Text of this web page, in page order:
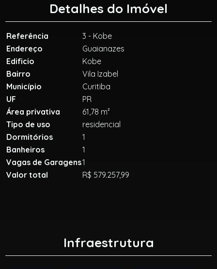
Detalhes do Imóvel
Referência
3 - Kobe
Endereço
Guaianazes
Edificio
Kobe
Bairro
Vila Izabel
Município
Curitiba
UF
PR
Área privativa
61,78 m²
Tipo de uso
residencial
Dormitórios
1
Banheiros
1
Vagas de Garagens1
Valor total
R$ 579.257,99
Infraestrutura